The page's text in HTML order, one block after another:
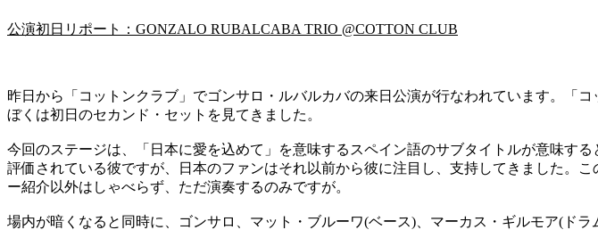
公演初日リポート：GONZALO RUBALCABA TRIO @COTTON CLUB
昨日から「コットンクラブ」でゴンサロ・ルバルカバの来日公演が行なわれています。「
ぼくは初日のセカンド・セットを見てきました。
今回のステージは、「日本に愛を込めて」を意味するスペイン語のサブタイトルが意味す
評価されている彼ですが、日本のファンはそれ以前から彼に注目し、支持してきました。
ー紹介以外はしゃべらず、ただ演奏するのみですが。
場内が暗くなると同時に、ゴンサロ、マット・ブルーワ(ベース)、マーカス・ギルモア(ド